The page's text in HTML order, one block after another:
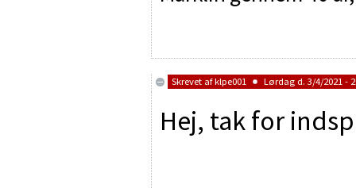
Skrevet afklpe001 Lørdag d. 3/4/2021 -
Hej, tak for